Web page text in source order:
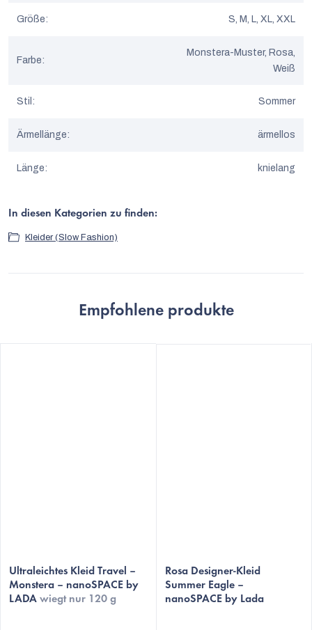
Größe: S, M, L, XL, XXL
Farbe:
Monstera-Muster, Rosa,
Weiß
Stil : Sommer
Ärmellänge: ärmellos
Länge: knielang
In diesen Kategorien zu finden:
Kleider (Slow Fashion)
Empfohlene produkte
Ultraleichtes Kleid Travel –
Monstera – nanoSPACE by
LADA wiegt nur 120 g
durchschnittliche
Produktbewertung
ist
Rosa Designer-Kleid
Summer Eagle –
nanoSPACE by Lada